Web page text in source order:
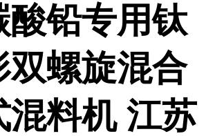
酸铅专用钛
双螺旋混合
混料机 江苏